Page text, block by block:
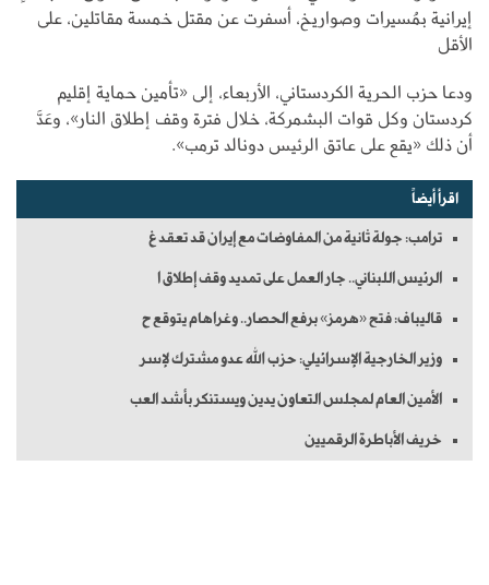
إيرانية بمُسيرات وصواريخ، أسفرت عن مقتل خمسة مقاتلين، على
الأقل
ودعا حزب الحرية الكردستاني، الأربعاء، إلى «تأمين حماية إقليم
كردستان وكل قوات البشمركة، خلال فترة وقف إطلاق النار»، وعَدَّ
أن ذلك «يقع على عاتق الرئيس دونالد ترمب».
اقرأ أيضاً
ترامب: جولة ثانية من المفاوضات مع إيران قد تعقد غ
الرئيس اللبناني.. جار العمل على تمديد وقف إطلاق ا
قاليباف: فتح «هرمز» برفع الحصار.. وغراهام يتوقع ح
وزير الخارجية الإسرائيلي: حزب الله عدو مشترك لإسر
الأمين العام لمجلس التعاون يدين ويستنكر بأشد العب
خريف الأباطرة الرقميين